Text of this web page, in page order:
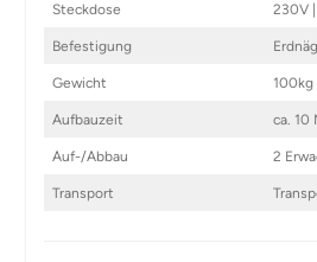
Steckdose 230V
Befestigung
Gewicht 100kg
Aufbauzeit ca. 10
Auf-/Abbau 2
Transport